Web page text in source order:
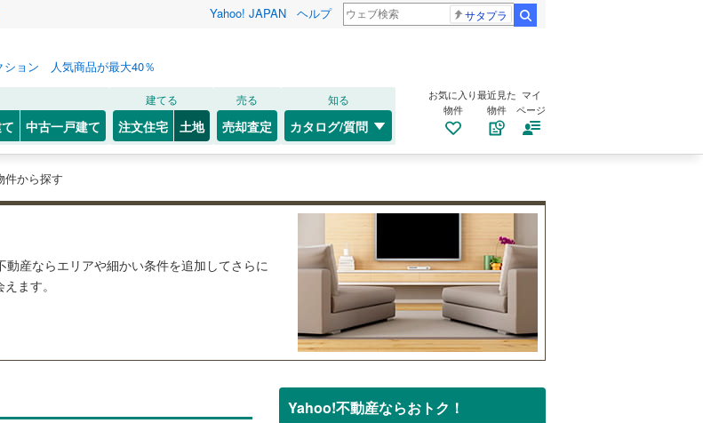
Yahoo! JAPAN ヘルプ サタプラ
ション 人気商品が最大40％
中古一戸建て
建てる
注文住宅 土地
売る
売却査定
知る
カタログ/質問
お気に入り
物件
最近見た
物件
マイ
ページ
件から探す
産ならエリアや細かい条件を追加してさらに
ます。
Yahoo!不動産ならおトク！